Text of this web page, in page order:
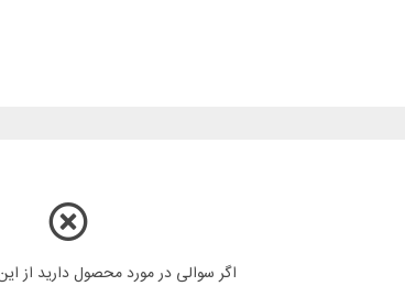
اگر سوالی در مورد محصول دارید از